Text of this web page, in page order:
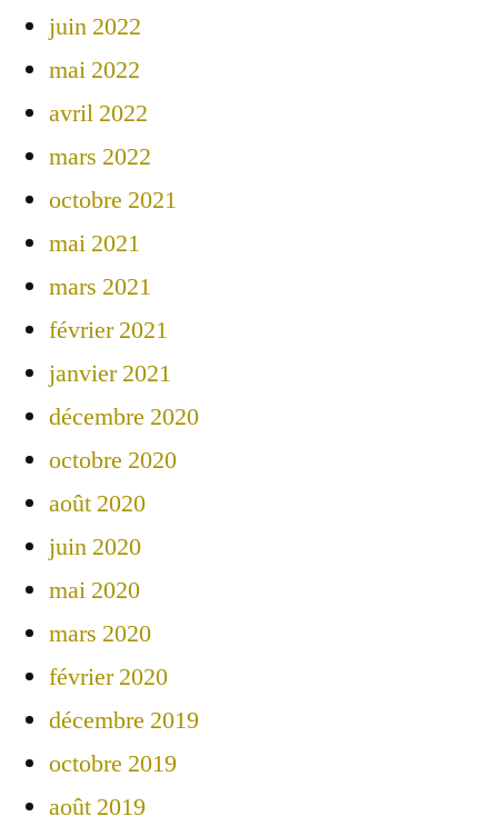
juin 2022
mai 2022
avril 2022
mars 2022
octobre 2021
mai 2021
mars 2021
février 2021
janvier 2021
décembre 2020
octobre 2020
août 2020
juin 2020
mai 2020
mars 2020
février 2020
décembre 2019
octobre 2019
août 2019